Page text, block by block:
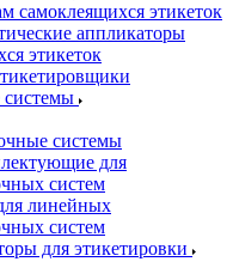
самоклеящихся этикеток
аппликаторы
этикеток
системы
для
систем
линейных
систем
для этикетировки